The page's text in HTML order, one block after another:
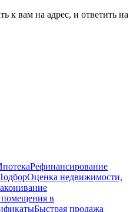
к вам на адрес, и ответить на
Рефинансирование
Оценка недвижимости,
в
Быстрая продажа